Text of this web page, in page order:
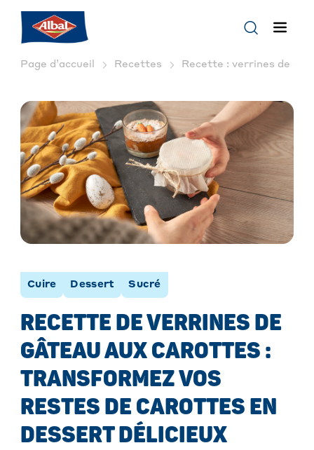
Page d’accueil Recettes Recette : verrines de
Cuire Dessert Sucré
RECETTE DE VERRINES DE
GÂTEAU AUX CAROTTES :
TRANSFORMEZ VOS
RESTES DE CAROTTES EN
DESSERT DÉLICIEUX